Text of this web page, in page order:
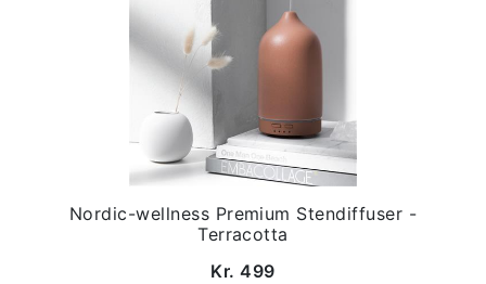
Nordic-wellness Premium Stendiffuser -
Terracotta
Kr. 499